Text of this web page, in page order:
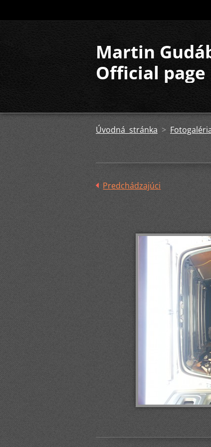
Martin
Official page
Úvodná stránka >
Predchádzajúci